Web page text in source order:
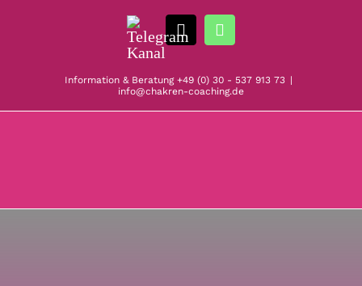
Telegram
Kanal
Mail
Information & Beratung +49 (0) 30 - 537 913 73 |
info@chakren-coaching.de